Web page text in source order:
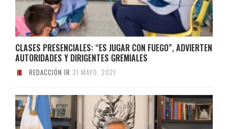
CLASES PRESENCIALES: “ES JUGAR CON FUEGO”, ADVIERTEN
AUTORIDADES Y DIRIGENTES GREMIALES
REDACCIÓN IR 31 MAYO, 2021